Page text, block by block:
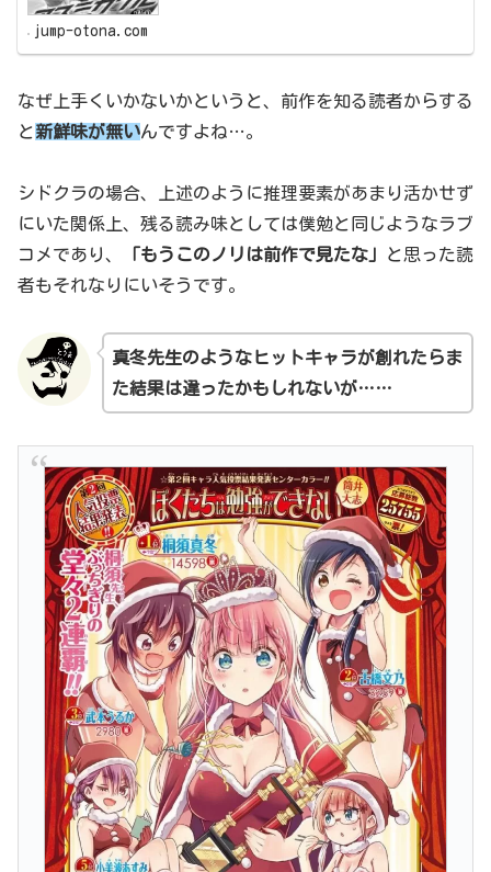
jump-otona.com
なぜ上手くいかないかというと、前作を知る読者からする
と新鮮味が無いんですよね…。
シドクラの場合、上述のように推理要素があまり活かせず
にいた関係上、残る読み味としては僕勉と同じようなラブ
コメであり、
「もうこのノリは前作で見たな」
と思った読
者もそれなりにいそうです。
真冬先生のようなヒットキャラが創れたらま
た結果は違ったかもしれないが……